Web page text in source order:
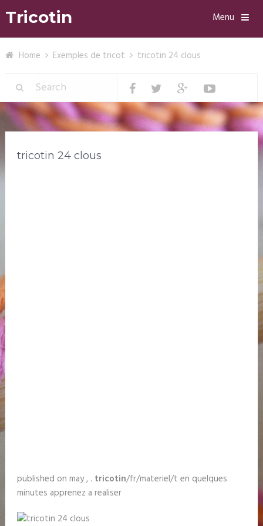
Tricotin Menu
Home Exemples de tricot tricotin 24 clous
tricotin 24 clous
published on may , . tricotin/fr/materiel/t en quelques
minutes apprenez a realiser